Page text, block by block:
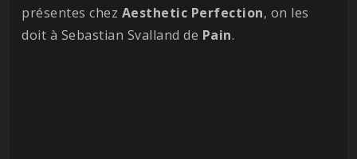
présentes chez Aesthetic Perfection, on les
doit à Sebastian Svalland de Pain.